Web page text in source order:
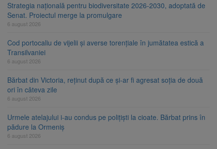
Strategia națională pentru biodiversitate 2026-2030, adoptată de
Senat. Proiectul merge la promulgare
6 august 2026
Cod portocaliu de vijelii și averse torențiale în jumătatea estică a
Transilvaniei
6 august 2026
Bărbat din Victoria, reținut după ce și-ar fi agresat soția de două
ori în câteva zile
6 august 2026
Urmele atelajului i-au condus pe polițiști la cioate. Bărbat prins în
pădure la Ormeniș
6 august 2026